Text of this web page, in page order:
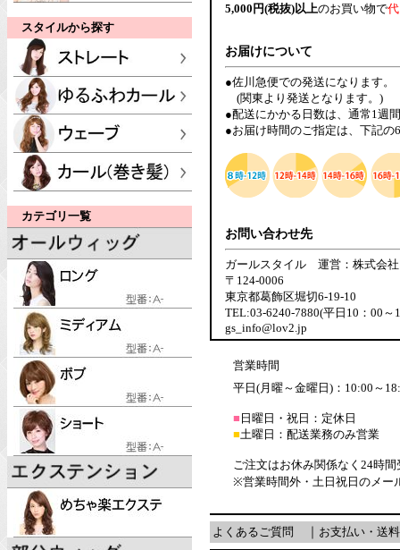
スタイルから探す
カテゴリ一覧
5,000円(税抜)以上のお買い物で
お届けについて
●佐川急便での発送になります。
(関東より発送となります。)
●配送にかかる日数は、通常1週
●お届け時間のご指定は、下記
お問い合わせ先
ガールスタイル 運営：株式会
〒124-0006
東京都葛飾区堀切6-19-10
TEL:03-6240-7880(平日10：00～
gs_info@lov2.jp
営業時間
平日(月曜～金曜日)：10:00～
■ 日曜日・祝日：定休日
■土曜日：配送業務のみ営業
ご注文はお休み関係なく24時
※営業時間外・土日祝日のメー
よくあるご質問 お支払い・送料